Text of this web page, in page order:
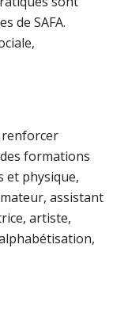
de SAFA.
renforcer
des formations
et physique,
assistant
artiste,